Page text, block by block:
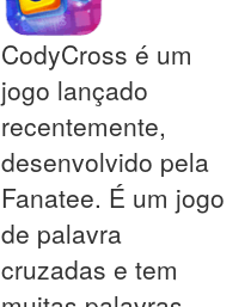
CodyCross é um
jogo lançado
recentemente,
desenvolvido pela
Fanatee. É um jogo
de palavra
cruzadas e tem